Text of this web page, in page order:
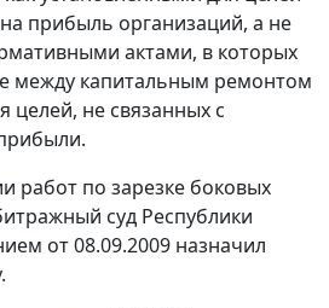
прибыль организаций, а не
актами, в которых
между капитальным ремонтом
целей, не связанных с
работ по зарезке боковых
суд Республики
от 08.09.2009 назначил